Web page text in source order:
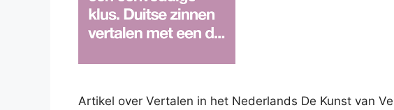
Artikel over Vertalen in het Nederlands De Kunst van